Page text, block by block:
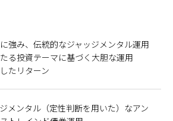
強み、伝統的なジャッジメンタル運用
る投資テーマに基づく大胆な運用
たリターン
メンタル（定性判断を用いた）なアン